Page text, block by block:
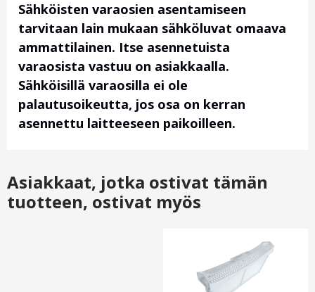
Sähköisten varaosien asentamiseen
tarvitaan lain mukaan sähköluvat omaava
ammattilainen. Itse asennetuista
varaosista vastuu on asiakkaalla.
Sähköisillä varaosilla ei ole
palautusoikeutta, jos osa on kerran
asennettu laitteeseen paikoilleen.
Asiakkaat, jotka ostivat tämän
tuotteen, ostivat myös